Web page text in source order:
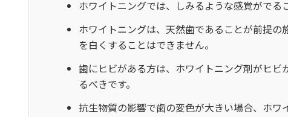
ホワイトニングでは、しみるような感覚がでる
ホワイトニングは、天然歯であることが前提
を白くすることはできません。
歯にヒビがある方は、ホワイトニング剤がヒ
るべきです。
抗生物質の影響で歯の変色が大きい場合、ホワ